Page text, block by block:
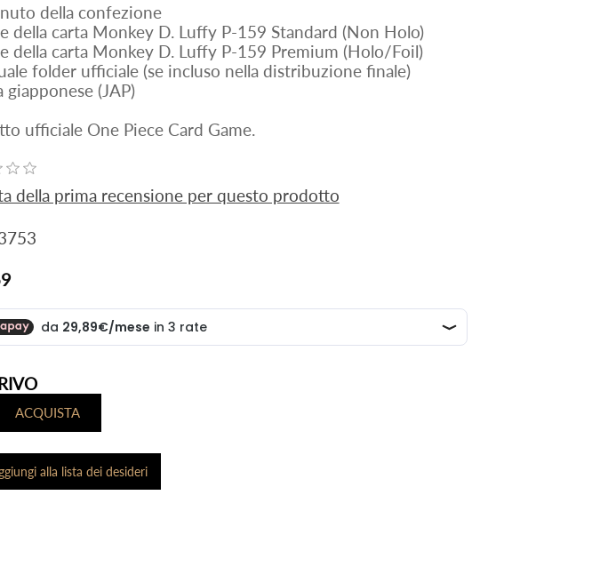
della confezione
della carta Monkey D. Luffy P-159 Standard (Non Holo)
della carta Monkey D. Luffy P-159 Premium (Holo/Foil)
folder ufficiale (se incluso nella distribuzione finale)
giapponese (JAP)
ufficiale One Piece Card Game.
della prima recensione per questo prodotto